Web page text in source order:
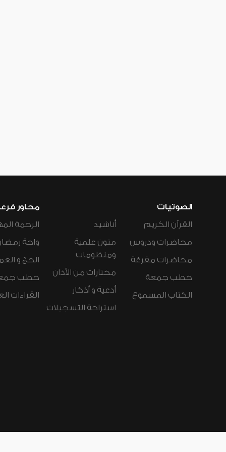
الصوتيات
القرآن الكريم
محاضرات ودروس
محاضرات مفرغة
خطب جمعة
الكتاب المسموع
أناشيد
متون علمية
ومنظومات
مختارات من الأذان
أدعية و أذكار
استراحة التسجيلات
محاور
الرحمة
واحة
الحج و
خطب
القراءات